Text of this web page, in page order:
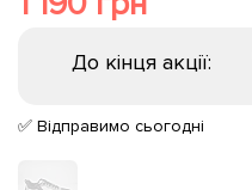
До кінця акції:
✅ Відправимо сьогодні